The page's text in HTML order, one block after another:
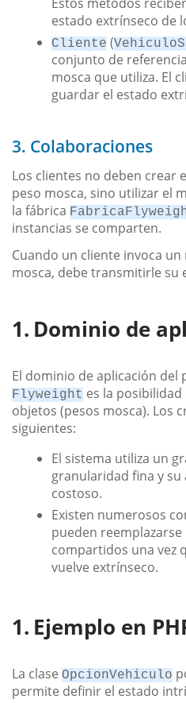
estado extrínseco de
Cliente (
conjunto de
mosca que utiliza. El
guardar el estado
3. Colaboraciones
Los clientes no deben crear
peso mosca, sino utilizar el
la fábrica
instancias se comparten.
Cuando un cliente invoca
mosca, debe transmitirle su
Dominio de
El dominio de aplicación del
Flyweight es la
objetos (pesos mosca). Los
siguientes:
El sistema utiliza un
granularidad fina y
costoso.
Existen numerosos
pueden
compartidos una vez
vuelve extrínseco.
Ejemplo en
La clase OpcionVehiculo
permite definir el estado